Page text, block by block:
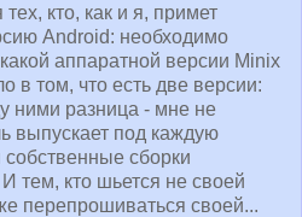
кто, как и я, примет
Android: необходимо
аппаратной версии Minix
в том, что есть две версии:
ними разница - мне не
выпускает под каждую
сборки
тем, кто шьется не своей
перепрошиваться своей...